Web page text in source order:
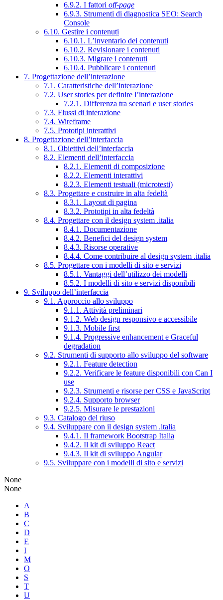
6.9.2. I fattori off-page
6.9.3. Strumenti di diagnostica SEO: Search
Console
6.10. Gestire i contenuti
6.10.1. L’inventario dei contenuti
6.10.2. Revisionare i contenuti
6.10.3. Migrare i contenuti
6.10.4. Pubblicare i contenuti
7. Progettazione dell’interazione
7.1. Caratteristiche dell’interazione
7.2. User stories per definire l’interazione
7.2.1. Differenza tra scenari e user stories
7.3. Flussi di interazione
7.4. Wireframe
7.5. Prototipi interattivi
8. Progettazione dell’interfaccia
8.1. Obiettivi dell’interfaccia
8.2. Elementi dell’interfaccia
8.2.1. Elementi di composizione
8.2.2. Elementi interattivi
8.2.3. Elementi testuali (microtesti)
8.3. Progettare e costruire in alta fedeltà
8.3.1. Layout di pagina
8.3.2. Prototipi in alta fedeltà
8.4. Progettare con il design system .italia
8.4.1. Documentazione
8.4.2. Benefici del design system
8.4.3. Risorse operative
8.4.4. Come contribuire al design system .italia
8.5. Progettare con i modelli di sito e servizi
8.5.1. Vantaggi dell’utilizzo dei modelli
8.5.2. I modelli di sito e servizi disponibili
9. Sviluppo dell’interfaccia
9.1. Approccio allo sviluppo
9.1.1. Attività preliminari
9.1.2. Web design responsivo e accessibile
9.1.3. Mobile first
9.1.4. Progressive enhancement e Graceful
degradation
9.2. Strumenti di supporto allo sviluppo del software
9.2.1. Feature detection
9.2.2. Verificare le feature disponibili con Can I
use
9.2.3. Strumenti e risorse per CSS e JavaScript
9.2.4. Supporto browser
9.2.5. Misurare le prestazioni
9.3. Catalogo del riuso
9.4. Sviluppare con il design system .italia
9.4.1. Il framework Bootstrap Italia
9.4.2. Il kit di sviluppo React
9.4.3. Il kit di sviluppo Angular
9.5. Sviluppare con i modelli di sito e servizi
None
None
A
B
C
D
E
I
M
O
S
T
U